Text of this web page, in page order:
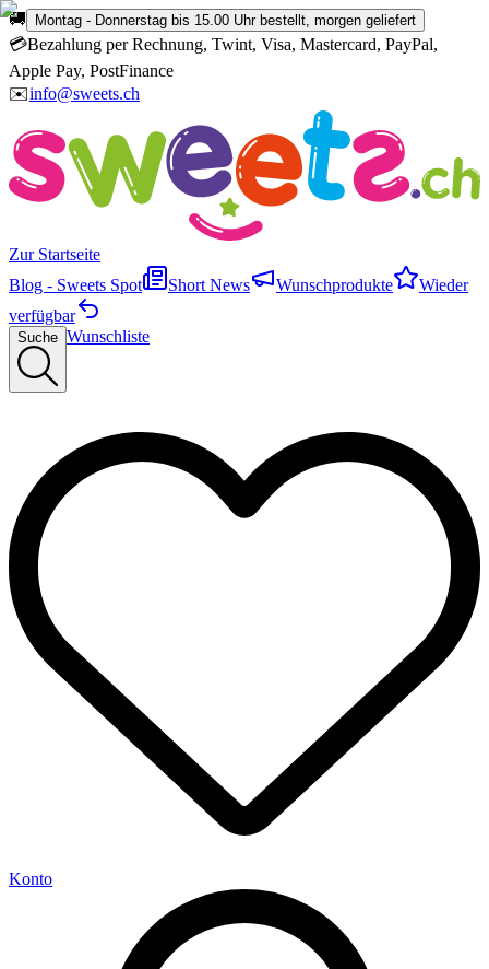
🚚 Montag - Donnerstag bis 15.00 Uhr bestellt, morgen geliefert
💳Bezahlung per Rechnung, Twint, Visa, Mastercard, PayPal,
Apple Pay, PostFinance
✉️info@sweets.ch
Zur Startseite
Blog - Sweets Spot
Short News Wunschprodukte
Wieder
verfügbar
Suche Wunschliste
Konto